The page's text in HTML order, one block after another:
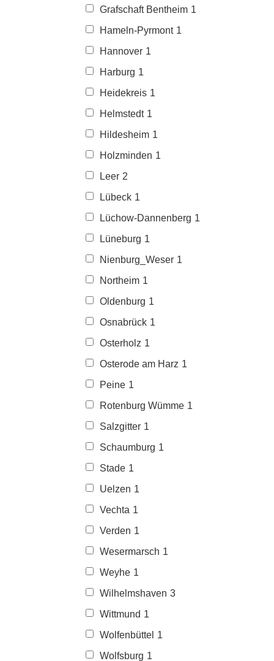
Grafschaft Bentheim 1
Hameln-Pyrmont 1
Hannover 1
Harburg 1
Heidekreis 1
Helmstedt 1
Hildesheim 1
Holzminden 1
Leer 2
Lübeck 1
Lüchow-Dannenberg 1
Lüneburg 1
Nienburg_Weser 1
Northeim 1
Oldenburg 1
Osnabrück 1
Osterholz 1
Osterode am Harz 1
Peine 1
Rotenburg Wümme 1
Salzgitter 1
Schaumburg 1
Stade 1
Uelzen 1
Vechta 1
Verden 1
Wesermarsch 1
Weyhe 1
Wilhelmshaven 3
Wittmund 1
Wolfenbüttel 1
Wolfsburg 1